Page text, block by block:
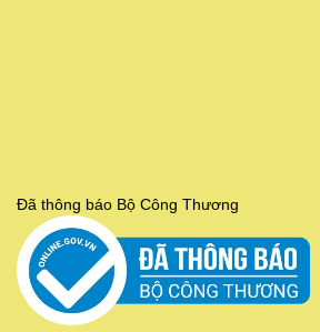
Đã thông báo Bộ Công Thương